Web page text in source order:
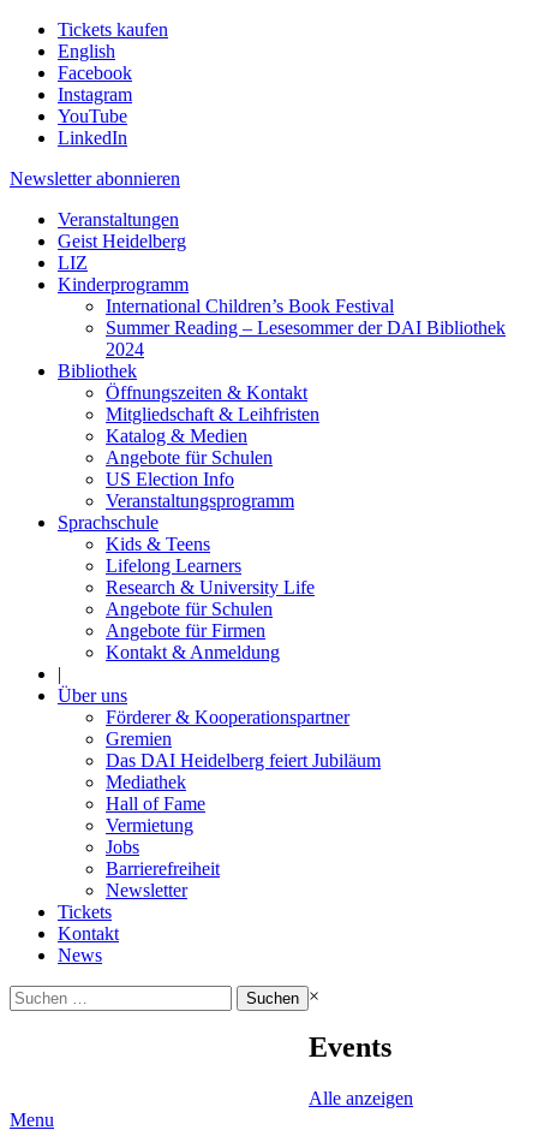
Tickets kaufen
English
Facebook
Instagram
YouTube
LinkedIn
Newsletter abonnieren
Veranstaltungen
Geist Heidelberg
LIZ
Kinderprogramm
International Children’s Book Festival
Summer Reading – Lesesommer der DAI Bibliothek
2024
Bibliothek
Öffnungszeiten & Kontakt
Mitgliedschaft & Leihfristen
Katalog & Medien
Angebote für Schulen
US Election Info
Veranstaltungsprogramm
Sprachschule
Kids & Teens
Lifelong Learners
Research & University Life
Angebote für Schulen
Angebote für Firmen
Kontakt & Anmeldung
|
Über uns
Förderer & Kooperationspartner
Gremien
Das DAI Heidelberg feiert Jubiläum
Mediathek
Hall of Fame
Vermietung
Jobs
Barrierefreiheit
Newsletter
Tickets
Kontakt
News
Suchen
nach:
×
Events
Alle anzeigen
Menu